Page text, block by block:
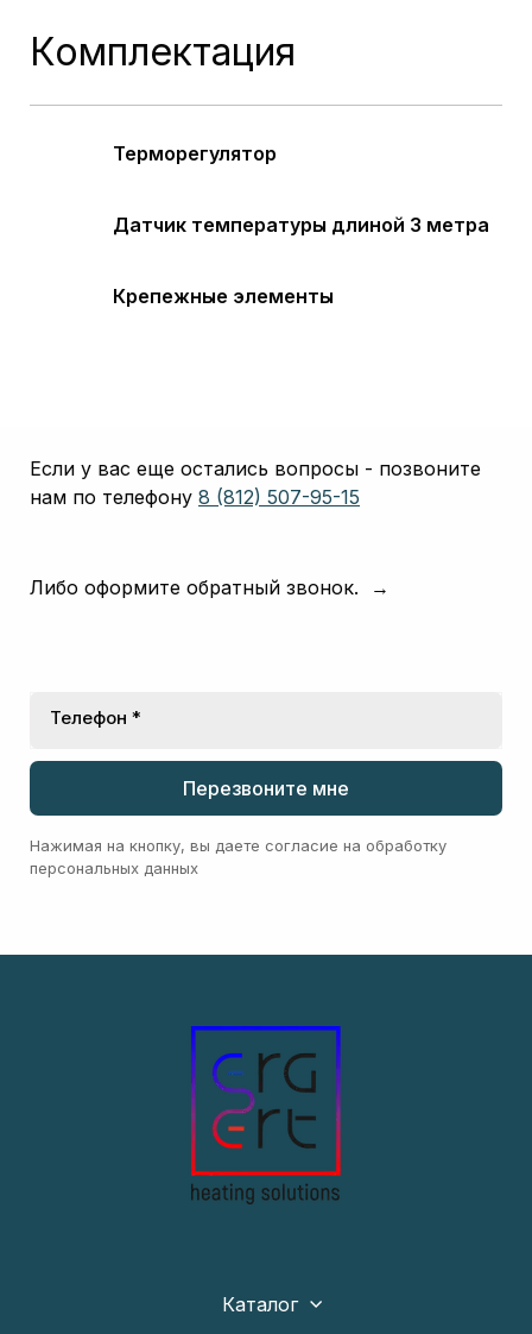
Комплектация
Терморегулятор
Датчик температуры длиной 3 метра
Крепежные элементы
Если у вас еще остались вопросы - позвоните
нам по телефону 8 (812) 507-95-15
Либо оформите обратный звонок. →
Телефон *
Перезвоните мне
Нажимая на кнопку, вы даете согласие на обработку
персональных данных
Каталог